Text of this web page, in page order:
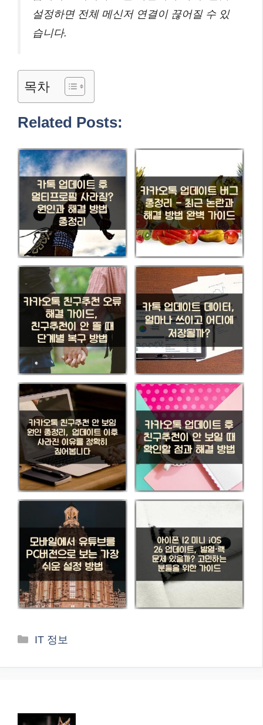
설정하면 전체 메신저 연결이 끊어질 수 있
습니다.
목차
Related Posts:
카
IT 정보